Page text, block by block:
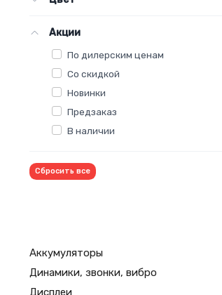
Акции
По дилерским ценам
Со скидкой
Новинки
Предзаказ
В наличии
Сбросить все
Аккумуляторы
Динамики, звонки, вибро
Дисплеи